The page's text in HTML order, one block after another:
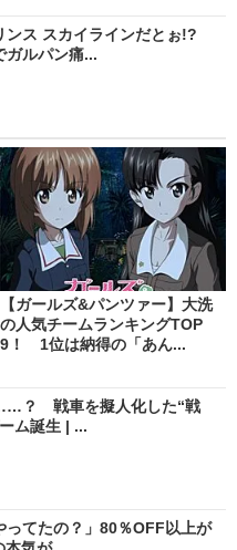
ンス スカイラインだとぉ!?
ガルパン痛...
【ガールズ&パンツァー】大洗
の人気チームランキングTOP
9！ 1位は納得の「あん...
？ 戦車を擬人化した“戦
ム誕生 | ...
ってたの？」80％OFF以上が